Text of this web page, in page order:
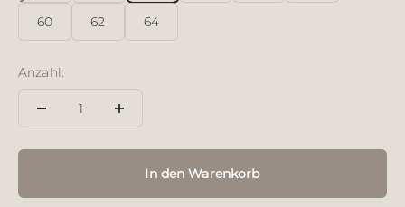
60 62 64
Anzahl:
In den Warenkorb